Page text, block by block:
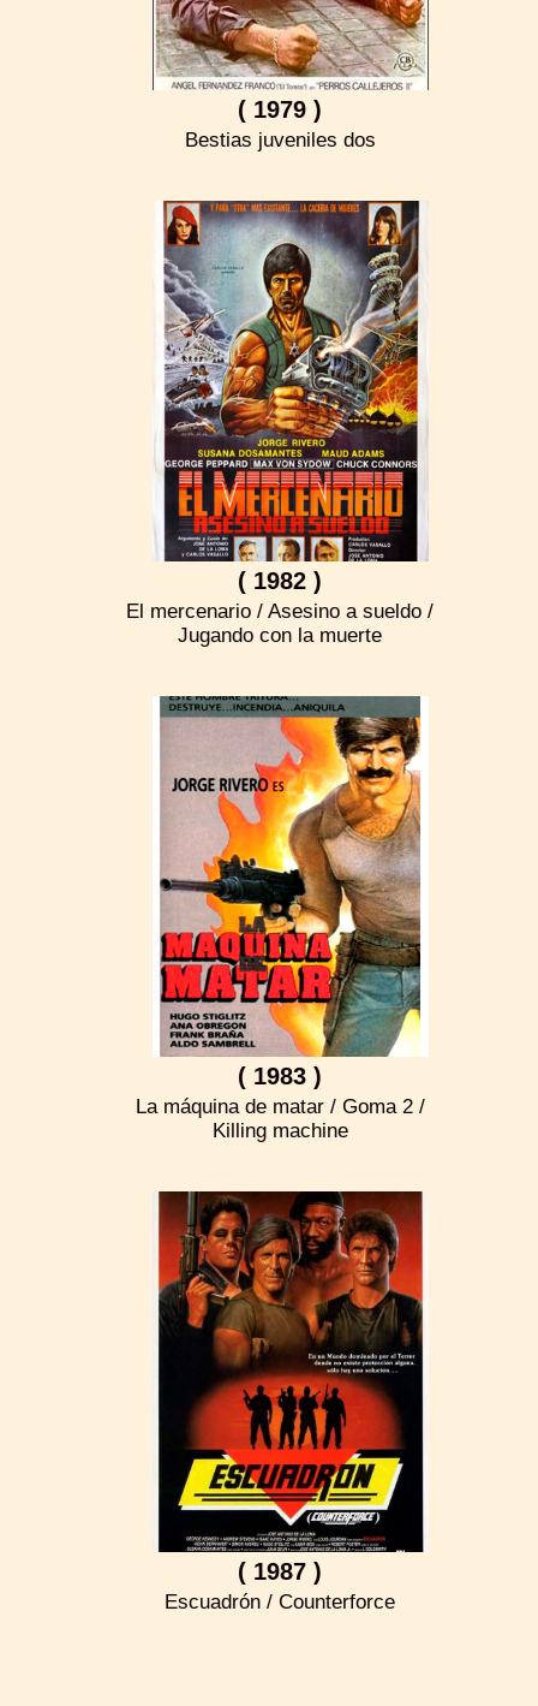
( 1979 )
Bestias juveniles dos
( 1982 )
El mercenario / Asesino a sueldo /
Jugando con la muerte
( 1983 )
La máquina de matar / Goma 2 /
Killing machine
( 1987 )
Escuadrón / Counterforce